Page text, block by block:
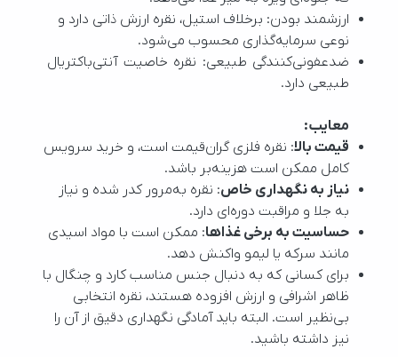
ارزشمند بودن: برخلاف استیل، نقره ارزش ذاتی دارد و
نوعی سرمایه‌گذاری محسوب می‌شود.
ضدعفونی‌کنندگی طبیعی: نقره خاصیت آنتی‌باکتریال
طبیعی دارد.
معایب:
قیمت بالا: نقره فلزی گران‌قیمت است، و خرید سرویس
کامل ممکن است هزینه‌بر باشد.
نیاز به نگهداری خاص: نقره به‌مرور کدر شده و نیاز
به جلا و مراقبت دوره‌ای دارد.
حساسیت به برخی غذاها: ممکن است با مواد اسیدی
مانند سرکه یا لیمو واکنش دهد.
برای کسانی که به دنبال جنس مناسب کارد و چنگال با
ظاهر اشرافی و ارزش افزوده هستند، نقره انتخابی
بی‌نظیر است. البته باید آمادگی نگهداری دقیق از آن را
نیز داشته باشید.